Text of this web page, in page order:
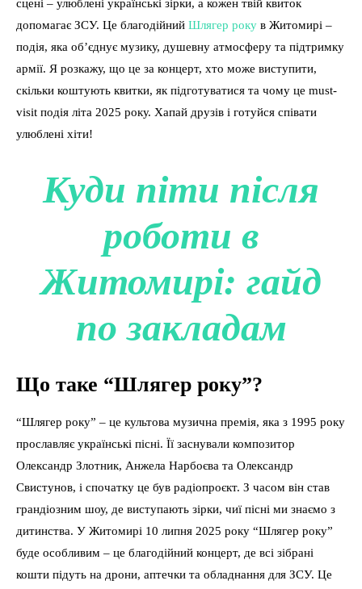
сцені – улюблені українські зірки, а кожен твій квиток
допомагає ЗСУ. Це благодійний Шлягер року в Житомирі –
подія, яка об’єднує музику, душевну атмосферу та підтримку
армії. Я розкажу, що це за концерт, хто може виступити,
скільки коштують квитки, як підготуватися та чому це must-
visit подія літа 2025 року. Хапай друзів і готуйся співати
улюблені хіти!
Куди піти після
роботи в
Житомирі: гайд
по закладам
Що таке “Шлягер року”?
“Шлягер року” – це культова музична премія, яка з 1995 року
прославляє українські пісні. Її заснували композитор
Олександр Злотник, Анжела Нарбоєва та Олександр
Свистунов, і спочатку це був радіопроєкт. З часом він став
грандіозним шоу, де виступають зірки, чиї пісні ми знаємо з
дитинства. У Житомирі 10 липня 2025 року “Шлягер року”
буде особливим – це благодійний концерт, де всі зібрані
кошти підуть на дрони, аптечки та обладнання для ЗСУ. Це